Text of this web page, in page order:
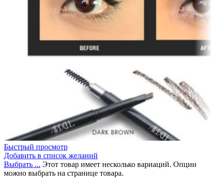
Быстрый просмотр
Добавить в список желаний
Выбрать ... Этот товар имеет несколько вариаций. Опции
можно выбрать на странице товара.